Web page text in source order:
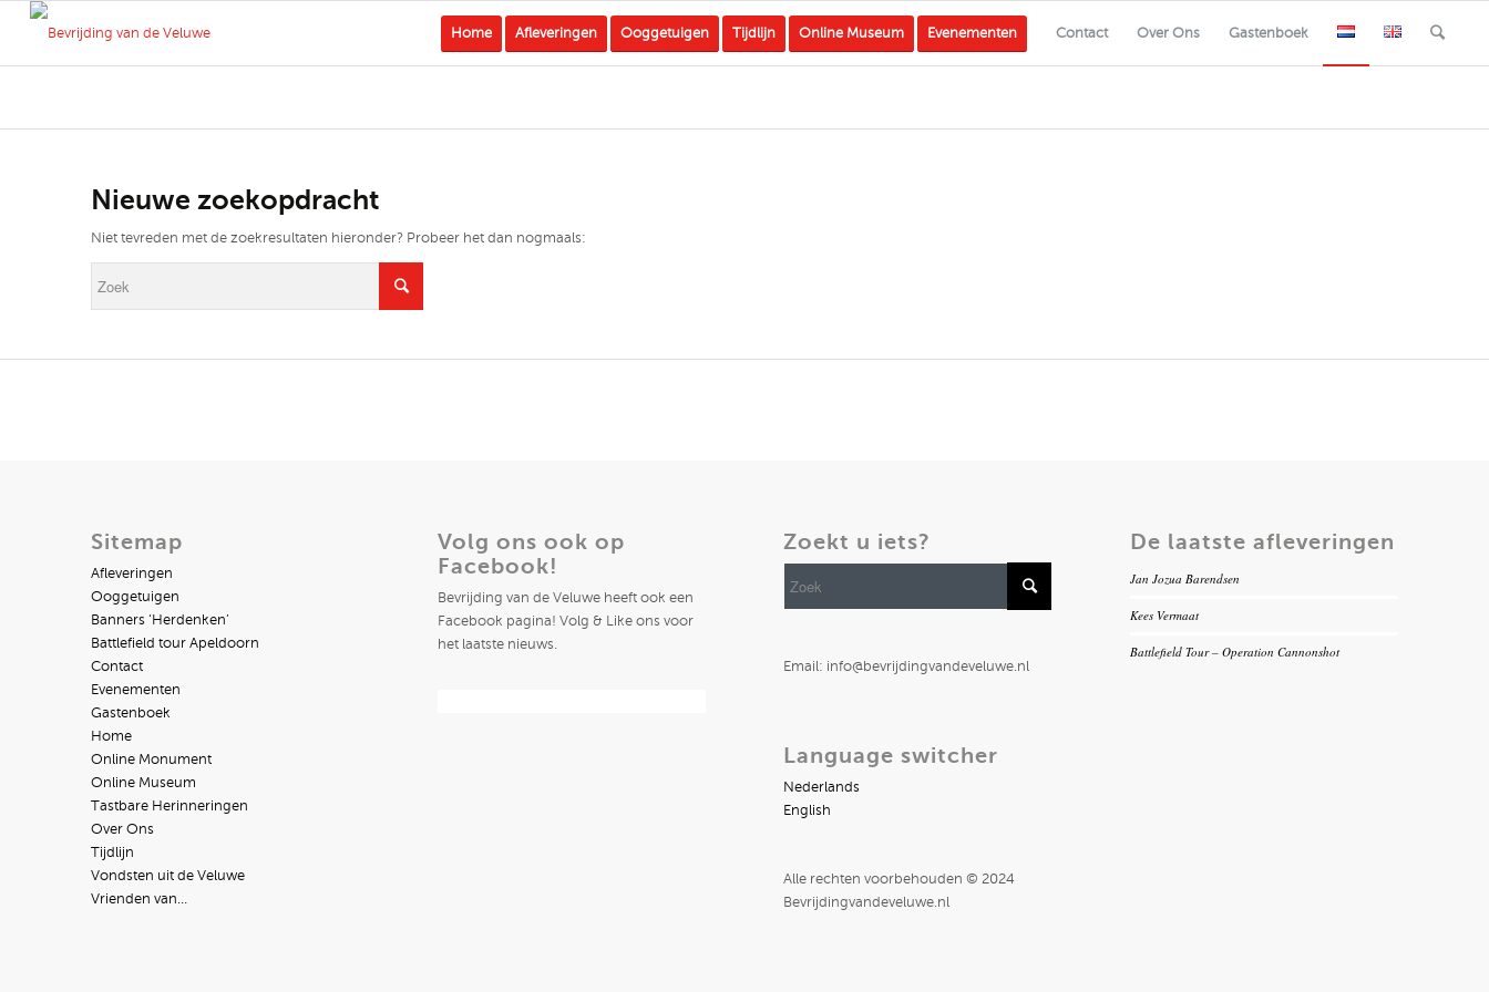
Home Afleveringen Ooggetuigen Tijdlijn Online Museum Evenementen Contact Over Ons Gastenboek
Nieuwe zoekopdracht
Niet tevreden met de zoekresultaten hieronder? Probeer het dan nogmaals:
Sitemap
Afleveringen
Ooggetuigen
Banners ‘Herdenken’
Battlefield tour Apeldoorn
Contact
Evenementen
Gastenboek
Home
Online Monument
Online Museum
Tastbare Herinneringen
Over Ons
Tijdlijn
Vondsten uit de Veluwe
Vrienden van…
Volg ons ook op
Facebook!
Bevrijding van de Veluwe heeft ook een
Facebook pagina! Volg & Like ons voor
het laatste nieuws.
Zoekt u iets?
Email: info@bevrijdingvandeveluwe.nl
Language switcher
Nederlands
English
Alle rechten voorbehouden © 2024
Bevrijdingvandeveluwe.nl
De laatste afleveringen
Jan Jozua Barendsen
Kees Vermaat
Battlefield Tour – Operation Cannonshot